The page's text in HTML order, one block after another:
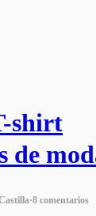
shirt
de
·8 comentarios